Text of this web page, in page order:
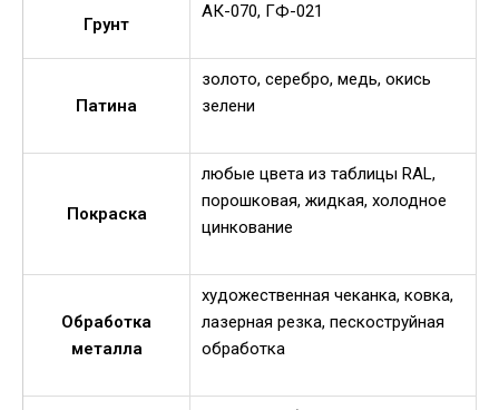
Грунт
АК-070, ГФ-021
Патина
золото, серебро, медь, окись
зелени
Покраска
любые цвета из таблицы RAL,
порошковая, жидкая, холодное
цинкование
Обработка
металла
художественная чеканка, ковка,
лазерная резка, пескоструйная
обработка